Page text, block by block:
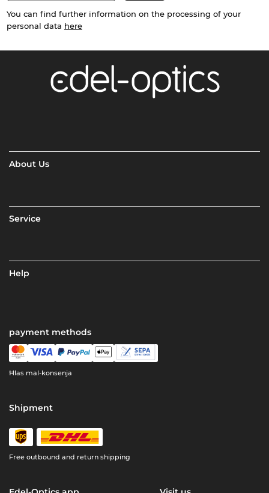
You can find further information on the processing of your
personal data here
About Us
Service
Help
payment methods
Ħlas mal-konsenja
Shipment
Free outbound and return shipping